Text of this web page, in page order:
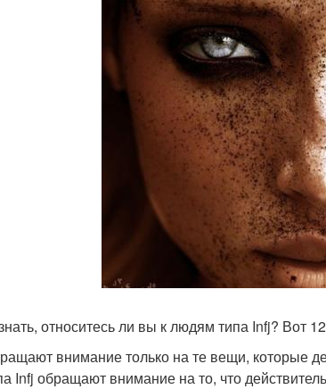
относитесь ли вы к людям типа Infj? Вот
внимание только на те вещи, которые
Infj обращают внимание на то, что